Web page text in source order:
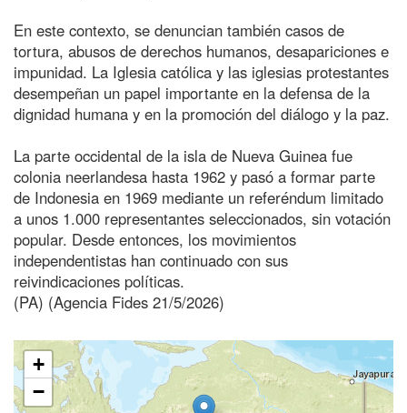
En este contexto, se denuncian también casos de
tortura, abusos de derechos humanos, desapariciones e
impunidad. La Iglesia católica y las iglesias protestantes
desempeñan un papel importante en la defensa de la
dignidad humana y en la promoción del diálogo y la paz.
La parte occidental de la isla de Nueva Guinea fue
colonia neerlandesa hasta 1962 y pasó a formar parte
de Indonesia en 1969 mediante un referéndum limitado
a unos 1.000 representantes seleccionados, sin votación
popular. Desde entonces, los movimientos
independentistas han continuado con sus
reivindicaciones políticas.
(PA) (Agencia Fides 21/5/2026)
+
−